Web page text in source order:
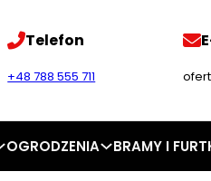
Telefon
+48 788 555 711
OGRODZENIA BRAMY I